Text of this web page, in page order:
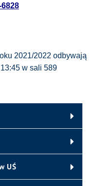
2021/2022 odbywają
w sali 589
UŚ